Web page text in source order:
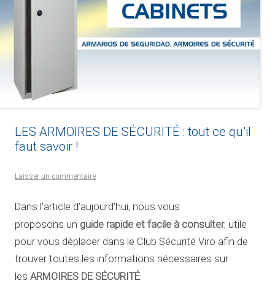
LES ARMOIRES DE SÉCURITÉ : tout ce qu’il
faut savoir !
Laisser un commentaire
Dans l’article d’aujourd’hui, nous vous
proposons un guide rapide et facile à consulter, utile
pour vous déplacer dans le Club Sécurité Viro afin de
trouver toutes les informations nécessaires sur
les ARMOIRES DE SÉCURITÉ